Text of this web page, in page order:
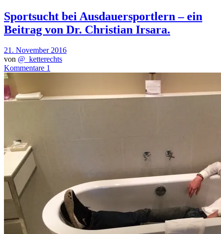
Sportsucht bei Ausdauersportlern – ein
Beitrag von Dr. Christian Irsara.
21. November 2016
von @_ketterechts
Kommentare 1